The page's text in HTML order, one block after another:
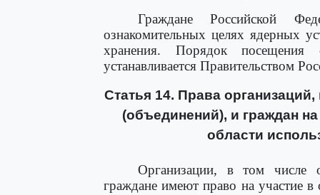
Граждане Российской
ознакомительных целях ядерных
хранения. Порядок посещения
устанавливается Правительством
Статья 14. Права
(объединений), и граждан
области
Организации, в том числе
граждане имеют право на участие в